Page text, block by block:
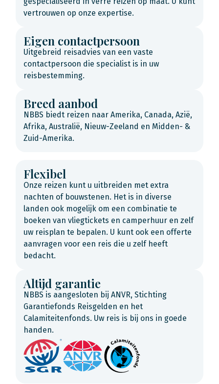
vertrouwen op onze expertise.
Eigen contactpersoon
Uitgebreid reisadvies van een vaste
contactpersoon die specialist is in uw
reisbestemming.
Breed aanbod
NBBS biedt reizen naar Amerika, Canada, Azië,
Afrika, Australië, Nieuw-Zeeland en Midden- &
Zuid-Amerika.
Flexibel
Onze reizen kunt u uitbreiden met extra
nachten of bouwstenen. Het is in diverse
landen ook mogelijk om een combinatie te
boeken van vliegtickets en camperhuur en zelf
uw reisplan te bepalen. U kunt ook een offerte
aanvragen voor een reis die u zelf heeft
bedacht.
Altijd garantie
NBBS is aangesloten bij ANVR, Stichting
Garantiefonds Reisgelden en het
Calamiteitenfonds. Uw reis is bij ons in goede
handen.